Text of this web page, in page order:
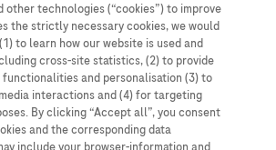
ikke er tilgjengelig eller gyldig i ditt land.
på at vi ikke tar noe ansvar for tilgang til
ikke er i samsvar med noen gyldig juridisk
eller bruk i bostedslandet ditt.
til å kvalitetssikre andres innlegg, men
upassende innlegg så langt det lar seg gjøre.
på eksterne nettsider som det lenkes til.
other technologies (“cookies”) to improve
the strictly necessary cookies, we would
to learn how our website is used and
cross-site statistics, (2) to provide
and personalisation (3) to
interactions and (4) for targeting
By clicking “Accept all”, you consent
and the corresponding data